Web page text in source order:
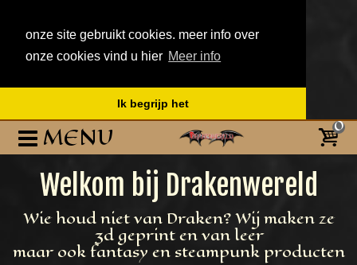
onze site gebruikt cookies. meer info over
onze cookies vind u hier Meer info
Ik begrijp het
MENU 0
Welkom bij Drakenwereld
Wie houd niet van Draken? Wij maken ze
3d geprint en van leer
maar ook fantasy en steampunk producten